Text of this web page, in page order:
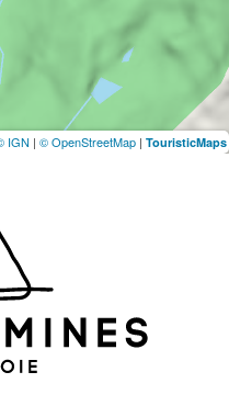
IGN | © OpenStreetMap | TouristicMaps